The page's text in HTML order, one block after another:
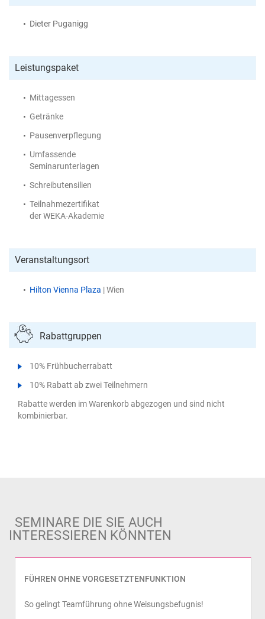
Dieter Puganigg
Leistungspaket
Mittagessen
Getränke
Pausenverpflegung
Umfassende
Seminarunterlagen
Schreibutensilien
Teilnahmezertifikat
der WEKA-Akademie
Veranstaltungsort
Hilton Vienna Plaza | Wien
Rabattgruppen
10% Frühbucherrabatt
10% Rabatt ab zwei Teilnehmern
Rabatte werden im Warenkorb abgezogen und sind nicht
kombinierbar.
SEMINARE DIE SIE AUCH
INTERESSIEREN KÖNNTEN
FÜHREN OHNE VORGESETZTENFUNKTION
So gelingt Teamführung ohne Weisungsbefugnis!